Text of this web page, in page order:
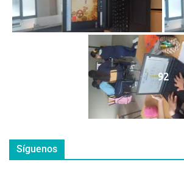
92
Síguenos